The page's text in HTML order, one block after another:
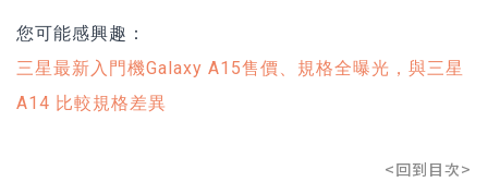
您可能感興趣：
三星最新入門機Galaxy A15售價、規格全曝光，與三星
A14 比較規格差異
<回到目次>